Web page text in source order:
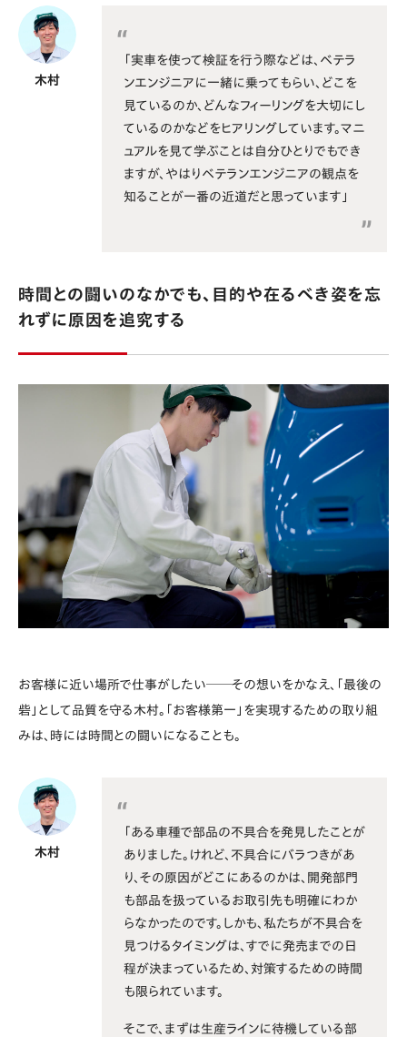
木村
「実車を使って検証を行う際などは、ベテラ
ンエンジニアに一緒に乗ってもらい、どこを
見ているのか、どんなフィーリングを大切にし
ているのかなどをヒアリングしています。マニ
ュアルを見て学ぶことは自分ひとりでもでき
ますが、やはりベテランエンジニアの観点を
知ることが一番の近道だと思っています」
時間との闘いのなかでも、目的や在るべき姿を忘
れずに原因を追究する
お客様に近い場所で仕事がしたい──その想いをかなえ、「最後の
砦」として品質を守る木村。「お客様第一」を実現するための取り組
みは、時には時間との闘いになることも。
木村
「ある車種で部品の不具合を発見したことが
ありました。けれど、不具合にバラつきがあ
り、その原因がどこにあるのかは、開発部門
も部品を扱っているお取引先も明確にわか
らなかったのです。しかも、私たちが不具合を
見つけるタイミングは、すでに発売までの日
程が決まっているため、対策するための時間
も限られています。
そこで、まずは生産ラインに待機している部